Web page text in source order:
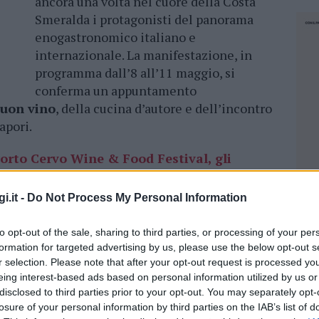
- Do Not Process My Personal Information
opt-out of the sale, sharing to third parties, or processing of your
for targeted advertising by us, please use the below opt-out
selection. Please note that after your opt-out request is processed
interest-based ads based on personal information utilized by us
to third parties prior to your opt-out. You may separately
of your personal information by third parties on the IAB’s list of
Smeralda i protagonisti del panorama
enogastronomico italiano e
internazionale. La manifestazione, in
programma dall’8 all’11 maggio, si
conferma un appuntamento
vino, della cucina d’autore e dell’incontro
Cervo Wine & Food Festival, gli
di questa nuova edizione sarà
conduttrice, attrice e doppiatrice è
seguite nel panorama televisivo italiano.
2024-2025, ha saputo conquistare il pubblico
e presenza carismatica. Con un
fissa inprogrammi Raie conduttrice di